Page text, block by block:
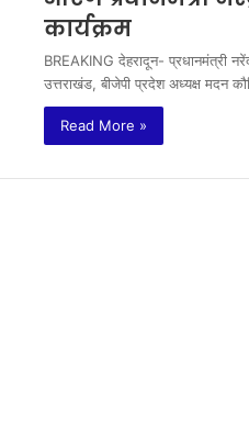
कार्यक्रम
BREAKING देहरादून- प्रधानमंत्री
उत्तराखंड, बीजेपी प्रदेश अध्यक्ष मदन
Read More »